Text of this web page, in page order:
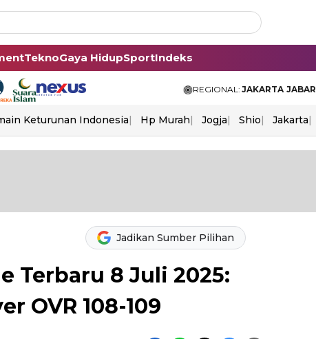
TeknoGaya HidupSportIndeks
REGIONAL: JAKARTA JABAR
Keturunan Indonesia Hp Murah Jogja Shio Jakarta
Jadikan Sumber Pilihan
Terbaru 8 Juli 2025:
OVR 108-109